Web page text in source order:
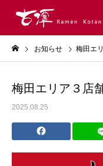
お知らせ 梅田エ
梅田エリア３店
2025.08.25